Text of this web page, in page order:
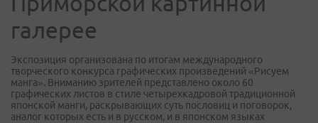
галерее
Экспозиция организована по итогам международного
творческого конкурса графических произведений «Рисуем
манга». Вниманию зрителей представлено около 60
графических листов в стиле четырехкадровой традиционной
японской манги, раскрывающих суть пословиц и поговорок,
аналог которых есть и в русском, и в японском языках